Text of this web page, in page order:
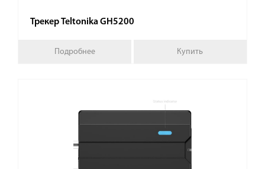
Трекер Teltonika GH5200
Подробнее Купить